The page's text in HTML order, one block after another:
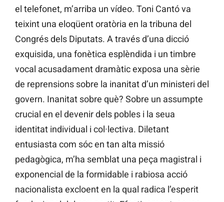
el telefonet, m’arriba un vídeo. Toni Cantó va
teixint una eloqüent oratòria en la tribuna del
Congrés dels Diputats. A través d’una dicció
exquisida, una fonètica esplèndida i un timbre
vocal acusadament dramàtic exposa una sèrie
de reprensions sobre la inanitat d’un ministeri del
govern. Inanitat sobre què? Sobre un assumpte
crucial en el devenir dels pobles i la seua
identitat individual i col·lectiva. Diletant
entusiasta com sóc en tan alta missió
pedagògica, m’ha semblat una peça magistral i
exponencial de la formidable i rabiosa acció
nacionalista excloent en la qual radica l’esperit